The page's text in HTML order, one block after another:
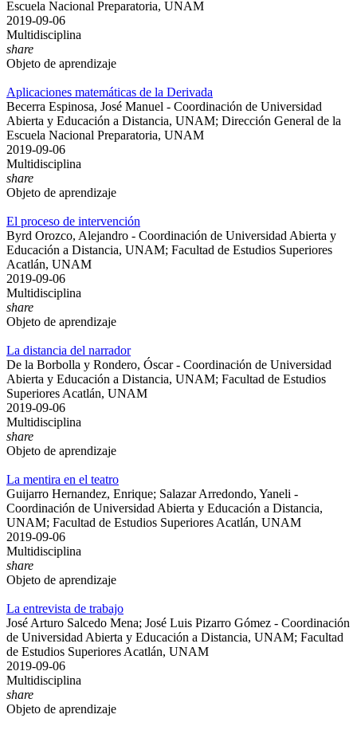
Escuela Nacional Preparatoria, UNAM
2019-09-06
Multidisciplina
share
Objeto de aprendizaje
Aplicaciones matemáticas de la Derivada
Becerra Espinosa, José Manuel - Coordinación de Universidad
Abierta y Educación a Distancia, UNAM; Dirección General de la
Escuela Nacional Preparatoria, UNAM
2019-09-06
Multidisciplina
share
Objeto de aprendizaje
El proceso de intervención
Byrd Orozco, Alejandro - Coordinación de Universidad Abierta y
Educación a Distancia, UNAM; Facultad de Estudios Superiores
Acatlán, UNAM
2019-09-06
Multidisciplina
share
Objeto de aprendizaje
La distancia del narrador
De la Borbolla y Rondero, Óscar - Coordinación de Universidad
Abierta y Educación a Distancia, UNAM; Facultad de Estudios
Superiores Acatlán, UNAM
2019-09-06
Multidisciplina
share
Objeto de aprendizaje
La mentira en el teatro
Guijarro Hernandez, Enrique; Salazar Arredondo, Yaneli -
Coordinación de Universidad Abierta y Educación a Distancia,
UNAM; Facultad de Estudios Superiores Acatlán, UNAM
2019-09-06
Multidisciplina
share
Objeto de aprendizaje
La entrevista de trabajo
José Arturo Salcedo Mena; José Luis Pizarro Gómez - Coordinación
de Universidad Abierta y Educación a Distancia, UNAM; Facultad
de Estudios Superiores Acatlán, UNAM
2019-09-06
Multidisciplina
share
Objeto de aprendizaje